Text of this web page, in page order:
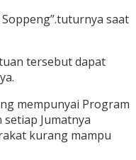
saat
tersebut dapat
mempunyai Program
setiap Jumatnya
kurang mampu